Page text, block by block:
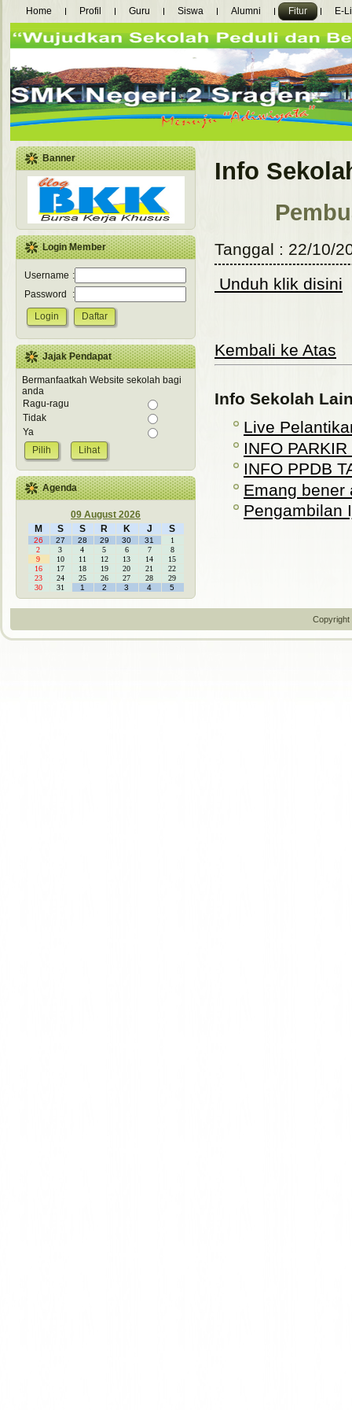
Home Profil Guru Siswa Alumni Fitur E-
Banner
Login Member
Username :
Password
:
Jajak Pendapat
Bermanfaatkah Website sekolah bagi
anda
Ragu-ragu
Tidak
Ya
Lihat
Agenda
09 August 2026
M
S S R K J S
26 27 28 29 30 31
1
2
3 4 5 6 7
8
9
10 11 12 13 14
15
16
17 18 19 20 21
22
23
24 25 26 27 28
29
30
31 1 2 3 4 5
Info
Tanggal : 22/10/
Unduh klik disini
Kembali ke Atas
Info Sekolah
Live
INFO
INFO PPDB
Emang bener
Pengambilan